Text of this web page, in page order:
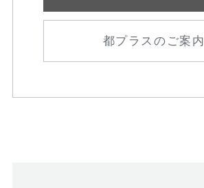
都プラスのご案内